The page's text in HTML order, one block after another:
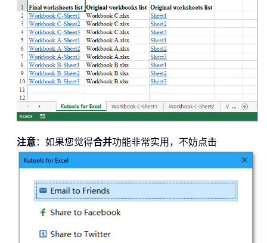
注意：如果您觉得合并功能非常实用，不妨点击